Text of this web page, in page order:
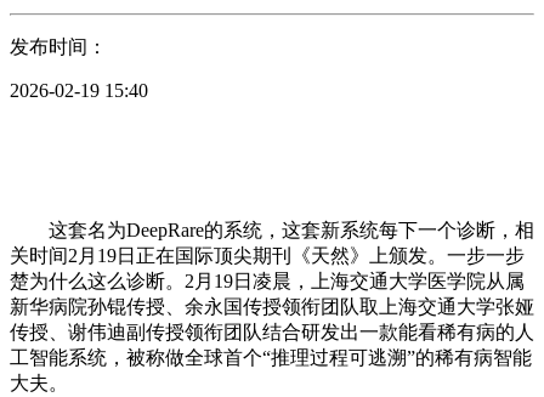
发布时间：
2026-02-19 15:40
这套名为DeepRare的系统，这套新系统每下一个诊断，相
关时间2月19日正在国际顶尖期刊《天然》上颁发。一步一步
楚为什么这么诊断。2月19日凌晨，上海交通大学医学院从属
新华病院孙锟传授、余永国传授领衔团队取上海交通大学张娅
传授、谢伟迪副传授领衔团队结合研发出一款能看稀有病的人
工智能系统，被称做全球首个“推理过程可逃溯”的稀有病智能
大夫。